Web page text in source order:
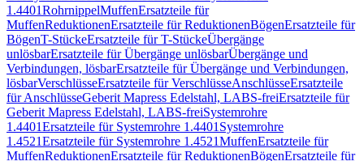
1.4401RohrnippelMuffenErsatzteile für
MuffenReduktionenErsatzteile für ReduktionenBögenErsatzteile für
BögenT-StückeErsatzteile für T-StückeÜbergänge
unlösbarErsatzteile für Übergänge unlösbarÜbergänge und
Verbindungen, lösbarErsatzteile für Übergänge und Verbindungen,
lösbarVerschlüsseErsatzteile für VerschlüsseAnschlüsseErsatzteile
für AnschlüsseGeberit Mapress Edelstahl, LABS-freiErsatzteile für
Geberit Mapress Edelstahl, LABS-freiSystemrohre
1.4401Ersatzteile für Systemrohre 1.4401 Systemrohre
1.4521Ersatzteile für Systemrohre 1.4521MuffenErsatzteile für
MuffenReduktionenErsatzteile für ReduktionenBögenErsatzteile für